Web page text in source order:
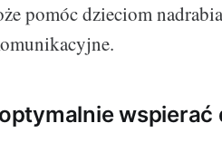
pomóc dzieciom
wspierać